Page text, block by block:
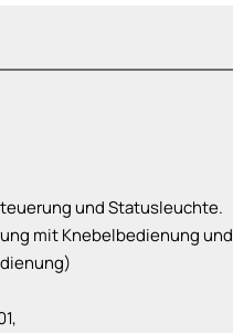
und Statusleuchte.
mit Knebelbedienung und